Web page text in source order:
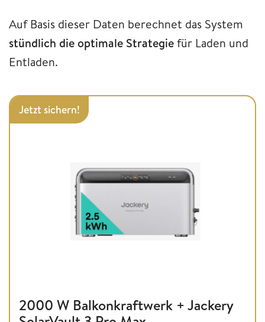
Auf Basis dieser Daten berechnet das System
stündlich die optimale Strategiefür Laden und
Entladen.
Jetzt sichern!
2000 W Balkonkraftwerk + Jackery